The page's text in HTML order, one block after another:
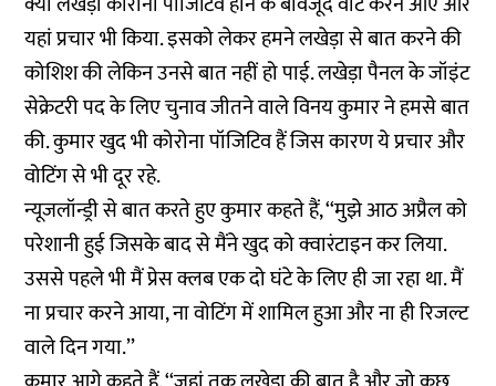
यहां प्रचार भी किया. इसको लेकर हमने लखेड़ा से बात करने की
कोशिश की लेकिन उनसे बात नहीं हो पाई. लखेड़ा पैनल के जॉइंट
सेक्रेटरी पद के लिए चुनाव जीतने वाले विनय कुमार ने हमसे बात
की. कुमार खुद भी कोरोना पॉजिटिव हैं जिस कारण ये प्रचार और
वोटिंग से भी दूर रहे.
न्यूजलॉन्ड्री से बात करते हुए कुमार कहते हैं, ‘‘मुझे आठ अप्रैल को
परेशानी हुई जिसके बाद से मैंने खुद को क्वारंटाइन कर लिया.
उससे पहले भी मैं प्रेस क्लब एक दो घंटे के लिए ही जा रहा था. मैं
ना प्रचार करने आया, ना वोटिंग में शामिल हुआ और ना ही रिजल्ट
वाले दिन गया.’’